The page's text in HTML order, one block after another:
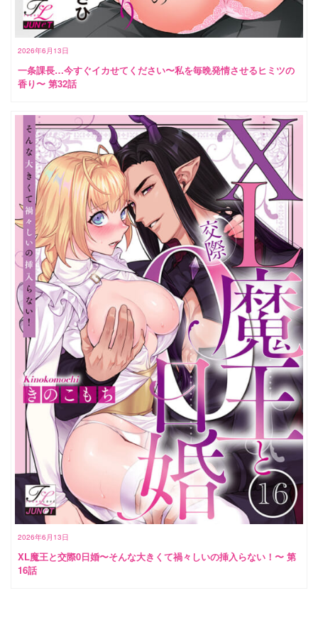
2026年6月13日
一条課長…今すぐイカせてください〜私を毎晩発情させるヒミツの
香り〜 第32話
2026年6月13日
XL魔王と交際0日婚〜そんな大きくて禍々しいの挿入らない！〜 第
16話